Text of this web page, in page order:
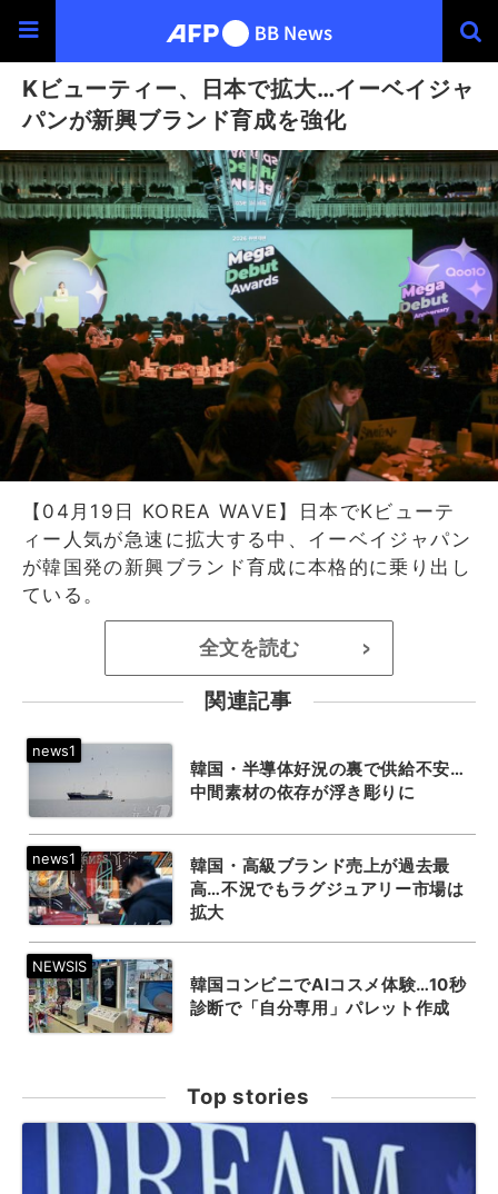
Kビューティー、日本で拡大…イーベイジャ
パンが新興ブランド育成を強化
【04月19日 KOREA WAVE】日本でKビューテ
ィー人気が急速に拡大する中、イーベイジャパン
が韓国発の新興ブランド育成に本格的に乗り出し
ている。
全文を読む >
関連記事
韓国・半導体好況の裏で供給不安…
中間素材の依存が浮き彫りに
韓国・高級ブランド売上が過去最
高…不況でもラグジュアリー市場は
拡大
韓国コンビニでAIコスメ体験…10秒
診断で「自分専用」パレット作成
Top stories